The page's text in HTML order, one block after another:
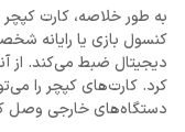
به طور خلاصه، کارت
کنسول بازی یا رایانه
دیجیتال ضبط می‌کند. از
کرد. کارت‌های کپچر را
دستگاه‌های خارجی وصل